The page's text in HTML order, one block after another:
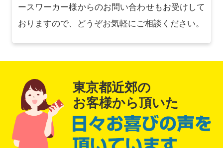
ースワーカー様からのお問い合わせもお受けして
おりますので、どうぞお気軽にご相談ください。
東京都近郊の
お客様から頂いた